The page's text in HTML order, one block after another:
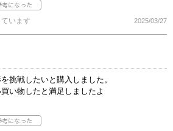
います 2025/03/27
挑戦したいと購入しました。
い物したと満足しましたよ